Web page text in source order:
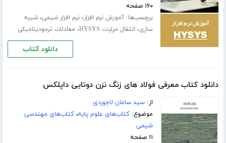
۱۶۰ صفحه
برچسب‌ها:آموزش نرم افزار،نرم افزار شیمی،شبیه
سازی، انتقال حرارت، HYSYS، معادلات ترمودینامیکی
دانلود کتاب
دانلود کتاب معرفی فولاد های زنگ نزن دوتایی داپلکس
از:سید سامان لاجوردی
موضوع:کتاب‌های علوم پایه،کتاب‌های مهندسی
شیمی
۱۱ صفحه